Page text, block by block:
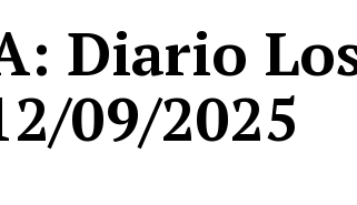
Diario
09/2025